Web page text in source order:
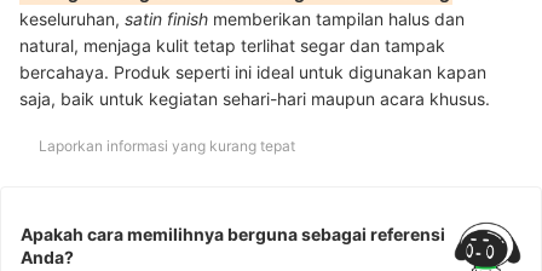
keseluruhan, satin finish memberikan tampilan halus dan
natural, menjaga kulit tetap terlihat segar dan tampak
bercahaya. Produk seperti ini ideal untuk digunakan kapan
saja, baik untuk kegiatan sehari-hari maupun acara khusus.
Laporkan informasi yang kurang tepat
Apakah cara memilihnya berguna sebagai referensi
Anda?